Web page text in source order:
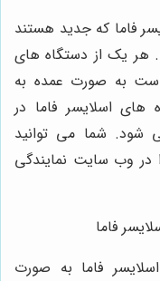
فاما که جدید هستند
یک از دستگاه های
به صورت عمده به
اسلایسر فاما در
شود. شما می توانید
در وب سایت نمایندگی
فاما
فاما به صورت